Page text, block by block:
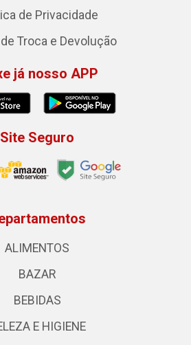
de Privacidade
Troca e Devolução
já nosso APP
Site Seguro
ALIMENTOS
BAZAR
BEBIDAS
E HIGIENE